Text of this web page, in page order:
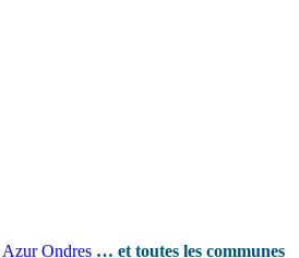
Azur Ondres … et toutes les communes